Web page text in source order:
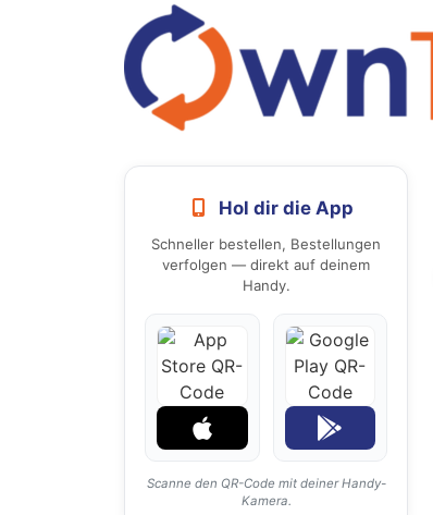
Hol dir die App
Schneller bestellen, Bestellungen
verfolgen — direkt auf deinem
Handy.
Scanne den QR-Code mit deiner Handy-
Kamera.